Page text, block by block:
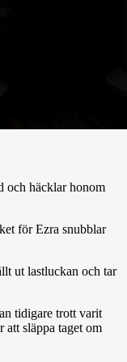
och häcklar honom
för Ezra snubblar
ut lastluckan och tar
tidigare trott varit
att släppa taget om